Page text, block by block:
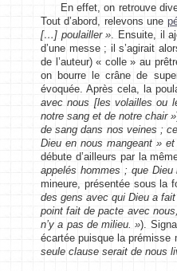
En effet, on retrouve
Tout d’abord, relevons une
[…] poulailler » . Ensuite, il
d’une messe ; il s’agirait
de l’auteur) « colle » au
on bourre le crâne de
évoquée. Après cela, la
avec nous [les volailles ou
notre sang et de notre chair »
de sang dans nos veines ;
Dieu en nous mangeant »
débute d’ailleurs par la
appelés hommes ; que
mineure, présentée sous la
des gens avec qui Dieu a
point fait de pacte avec
n’y a pas de milieu. »).
écartée puisque la prémisse
seule clause serait de nous